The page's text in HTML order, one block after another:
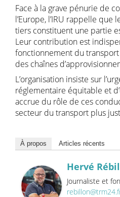
Face à la grave pénurie de
l’Europe, l’IRU rappelle que
tiers constituent une partie
Leur contribution est
fonctionnement du
des chaînes
L’organisation insiste sur
réglementaire équitable et
accrue du rôle de ces
secteur du transport plus
À propos Articles récents
Hervé
Journaliste et